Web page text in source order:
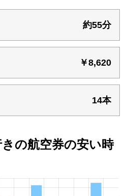
約55分
￥8,620
14本
の航空券の安い時